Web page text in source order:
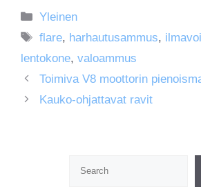
Kategoriat
Yleinen
Avainsanat
flare, harhautusammus,
lentokone, valoammus
Toimiva V8 moottorin
Kauko-ohjattavat ravit